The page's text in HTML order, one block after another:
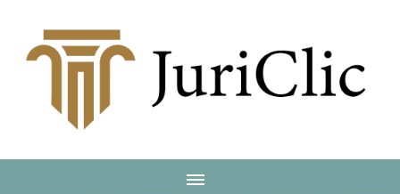
JuriClic